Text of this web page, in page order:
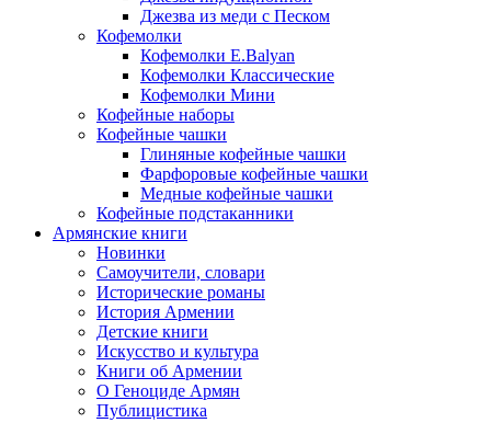
Джезва из меди с Песком
Кофемолки
Кофемолки E.Balyan
Кофемолки Классические
Кофемолки Мини
Кофейные наборы
Кофейные чашки
Глиняные кофейные чашки
Фарфоровые кофейные чашки
Медные кофейные чашки
Кофейные подстаканники
Армянские книги
Новинки
Самоучители, словари
Исторические романы
История Армении
Детские книги
Иcкусство и культура
Книги об Армении
О Геноциде Армян
Публицистика